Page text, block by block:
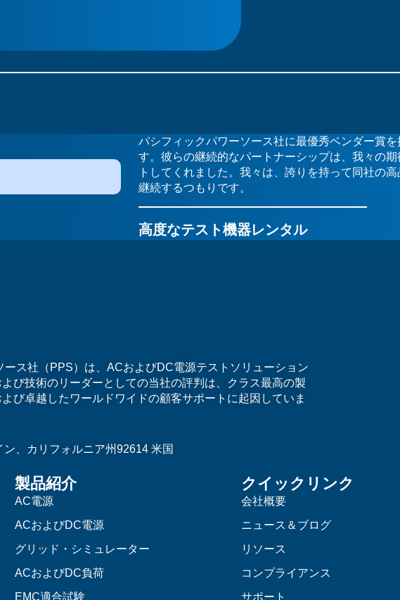
パシフィックパワーソース社に最優秀ベンダー賞
す。彼らの継続的なパートナーシップは、我々の
トしてくれました。我々は、誇りを持って同社の
継続するつもりです。
高度なテスト機器レンタル
ス社（PPS）は、ACおよびDC電源テストソリューション
び技術のリーダーとしての当社の評判は、クラス最高の製
び卓越したワールドワイドの顧客サポートに起因していま
ン、カリフォルニア州92614 米国
製品紹介
AC電源
ACおよびDC電源
グリッド・シミュレーター
ACおよびDC負荷
EMC適合試験
クイックリンク
会社概要
ニュース＆ブログ
リソース
コンプライアンス
サポート